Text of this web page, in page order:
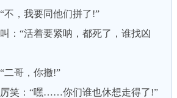
，我要同他们拼了!”
“活着要紧呐，都死了，谁找凶
哥，你撤!”
：“嘿……你们谁也休想走得了!”